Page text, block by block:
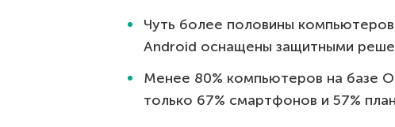
Чуть более половины
Android оснащены защитными
Менее 80% компьютеров на базе
только 67% смартфонов и 57%